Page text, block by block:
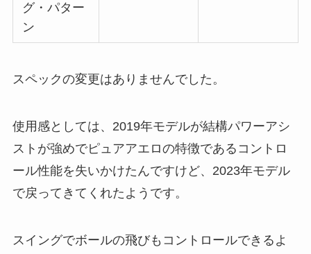
グ・パター
ン
スペックの変更はありませんでした。
使用感としては、2019年モデルが結構パワーアシ
ストが強めでピュアアエロの特徴であるコントロ
ール性能を失いかけたんですけど、2023年モデル
で戻ってきてくれたようです。
スイングでボールの飛びもコントロールできるよ